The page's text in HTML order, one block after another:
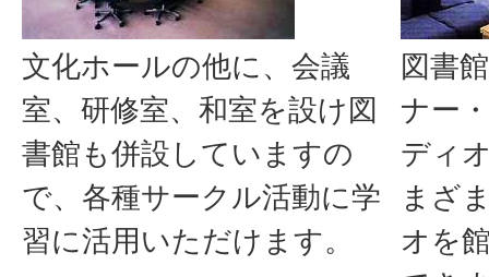
文化ホールの他に、会議
室、研修室、和室を設け図
書館も併設していますの
で、各種サークル活動に学
習に活用いただけます。
図書
ナー
ディ
まざ
オを